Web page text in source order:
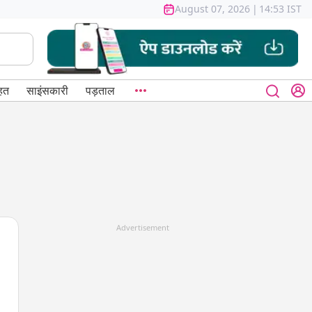
August 07, 2026 | 14:53 IST
साइंसकारी पड़ताल
Advertisement